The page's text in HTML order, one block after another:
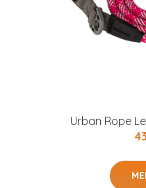
Urban Rope